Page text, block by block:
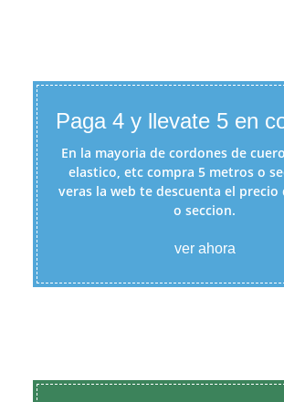
Paga 4 y llevate 5 en
En la mayoria de cordones de
elastico, etc compra 5 metros o
veras la web te descuenta el precio
o seccion.
ver ahora